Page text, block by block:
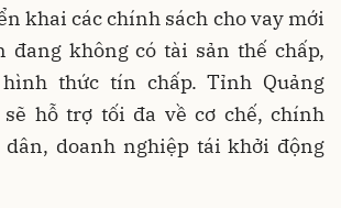
khai các chính sách cho vay mới
đang không có tài sản thế chấp,
thức tín chấp. Tỉnh Quảng
hỗ trợ tối đa về cơ chế, chính
dân, doanh nghiệp tái khởi động